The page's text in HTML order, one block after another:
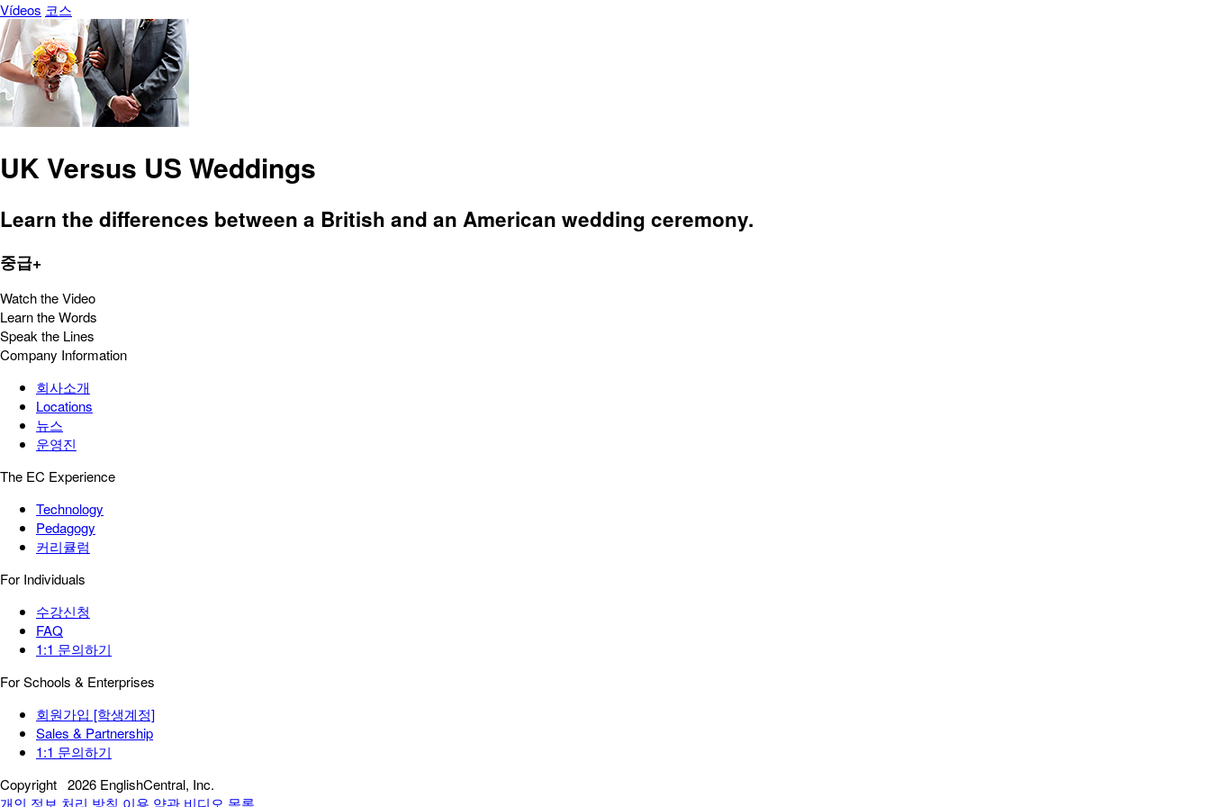
Vídeos 코스
UK Versus US Weddings
Learn the differences between a British and an American wedding ceremony.
중급+
Watch the Video
Learn the Words
Speak the Lines
Company Information
회사소개
Locations
뉴스
운영진
The EC Experience
Technology
Pedagogy
커리큘럼
For Individuals
수강신청
FAQ
1:1 문의하기
For Schools & Enterprises
회원가입 [학생계정]
Sales & Partnership
1:1 문의하기
Copyright 2026 EnglishCentral, Inc.